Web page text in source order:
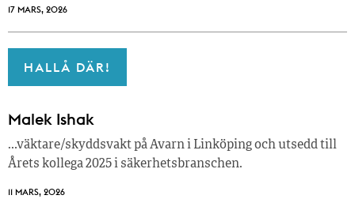
17 MARS, 2026
HALLÅ DÄR!
Malek Ishak
…väktare/skyddsvakt på Avarn i Linköping och utsedd till
Årets kollega 2025 i säkerhetsbranschen.
11 MARS, 2026